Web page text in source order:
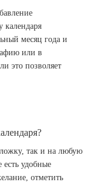
календаря
месяц года и
или в
это позволяет
так и на любую
есть удобные
отметить